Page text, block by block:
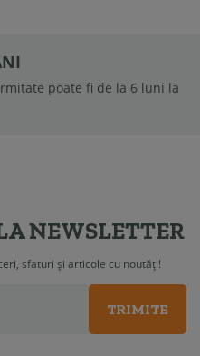
poate fi de la 6 luni la
NEWSLETTER
sfaturi și articole cu noutăți!
TRIMITE